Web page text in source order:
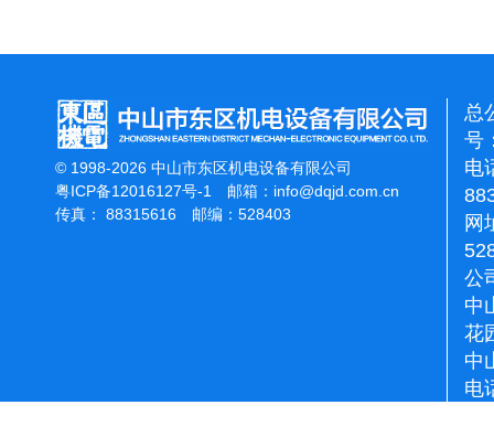
© 1998-2026 中山市东区机电设备有限公司
粤ICP备12016127号-1
邮箱： info@dqjd.com.cn
传真： 88315616 邮编：528403
总
号
电
网
公
中
花
中
电